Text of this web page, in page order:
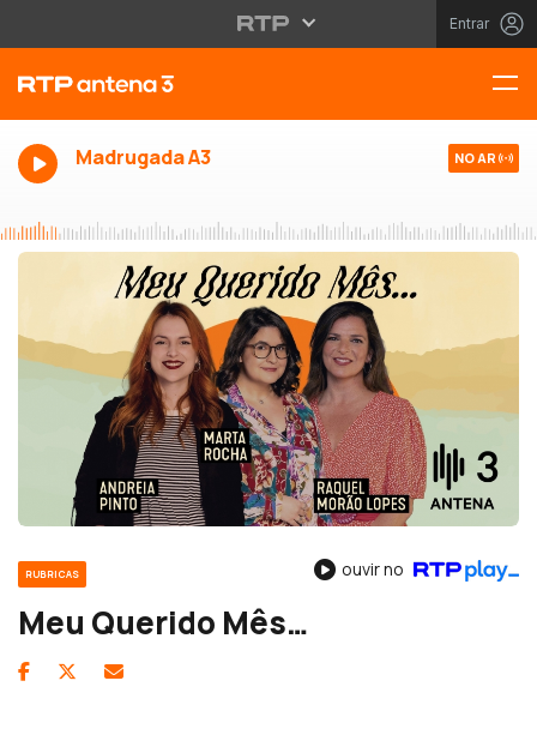
Entrar
Madrugada A3 NO AR
ouvir no
RUBRICAS
Meu Querido Mês…